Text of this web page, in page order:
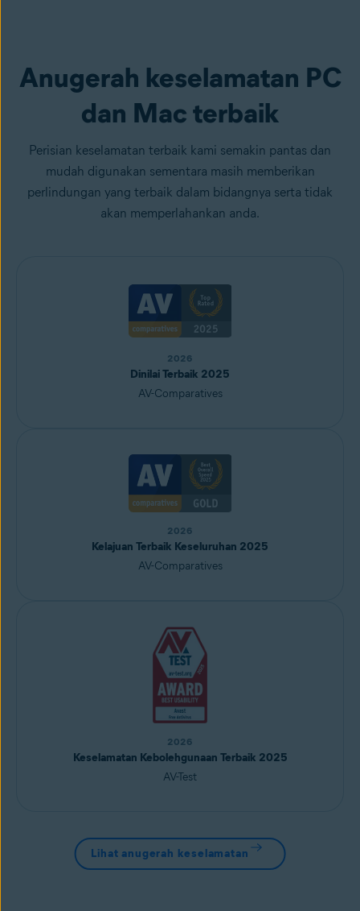
Anugerah keselamatan PC
dan Mac terbaik
Perisian keselamatan terbaik kami semakin pantas dan
mudah digunakan sementara masih memberikan
perlindungan yang terbaik dalam bidangnya serta tidak
akan memperlahankan anda.
2026
Dinilai Terbaik 2025
AV-Comparatives
2026
Kelajuan Terbaik Keseluruhan 2025
AV-Comparatives
2026
Keselamatan Kebolehgunaan Terbaik 2025
AV-Test
Lihat anugerah keselamatan